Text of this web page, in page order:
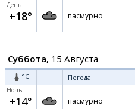
День
+18° пасмурно
Суббота, 15 Августа
°C Погода
Ночь
+14° пасмурно